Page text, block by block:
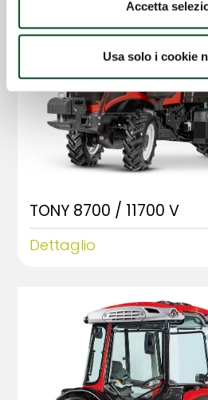
Accetta
Usa solo i cookie
TONY 8700 / 11700 V
Dettaglio